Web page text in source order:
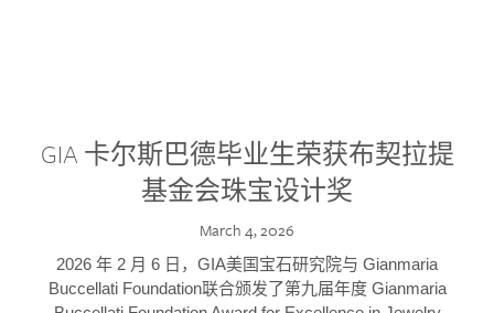
GIA 卡尔斯巴德毕业生荣获布契拉提
基金会珠宝设计奖
March 4, 2026
2026 年 2 月 6 日，GIA美国宝石研究院与 Gianmaria
Buccellati Foundation联合颁发了第九届年度 Gianmaria